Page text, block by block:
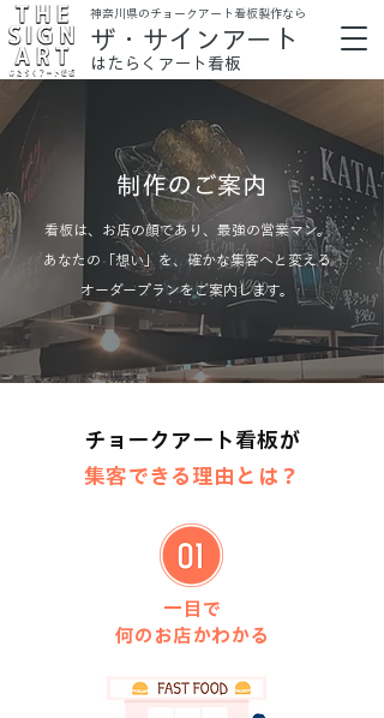
​神奈川県のチョークアート看板製作なら
ザ・サインアート
はたらくアート看板
制作のご案内
看板は、お店の顔であり、最強の営業マン。
あなたの「想い」を、確かな集客へと変える
オーダープランをご案内します。
チョークアート看板が
集客できる理由とは？
一目で
何のお店かわかる